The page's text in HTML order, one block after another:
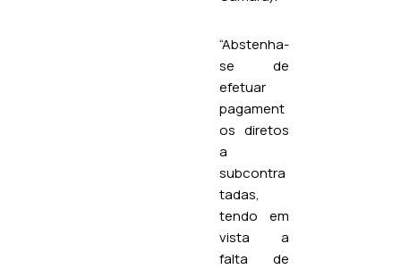
“Abstenha-
se de
efetuar
pagament
os diretos
a
subcontra
tadas,
tendo em
vista a
falta de